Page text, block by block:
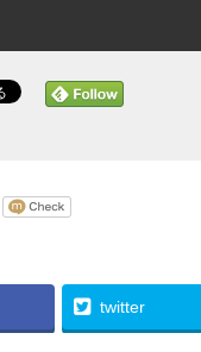
twitter